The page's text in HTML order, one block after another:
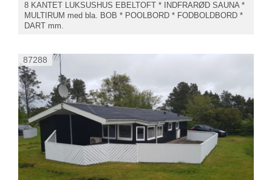
8 KANTET LUKSUSHUS EBELTOFT * INDFRARØD SAUNA *
MULTIRUM med bla. BOB * POOLBORD * FODBOLDBORD *
DART mm.
87288